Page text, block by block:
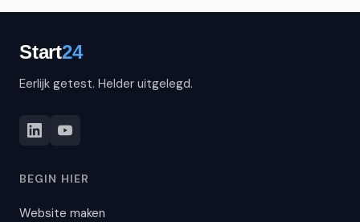
Eerlijk getest. Helder uitgelegd.
BEGIN HIER
Website maken